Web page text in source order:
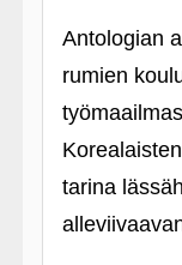
Antologian
rumien
tarina